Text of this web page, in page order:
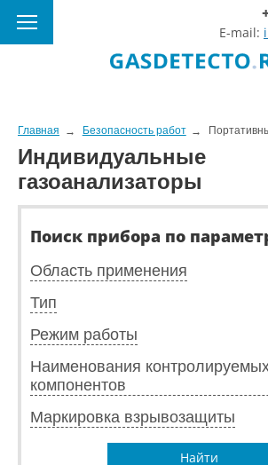
E-mail:
Главная Безопасность работ
Индивидуальные
газоанализаторы
Поиск прибора по
Область применения
Тип
Режим работы
Наименования
компонентов
Маркировка взрывозащиты
Найти